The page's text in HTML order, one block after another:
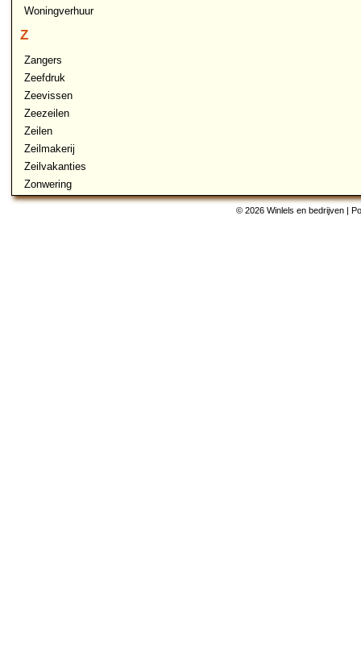
Woningverhuur
Z
Zangers
Zeefdruk
Zeevissen
Zeezeilen
Zeilen
Zeilmakerij
Zeilvakanties
Zonwering
© 2026 Winlels en bedrijven |